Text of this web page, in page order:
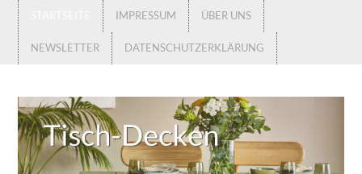
IMPRESSUM ÜBER UNS
NEWSLETTER DATENSCHUTZERKLÄRUNG